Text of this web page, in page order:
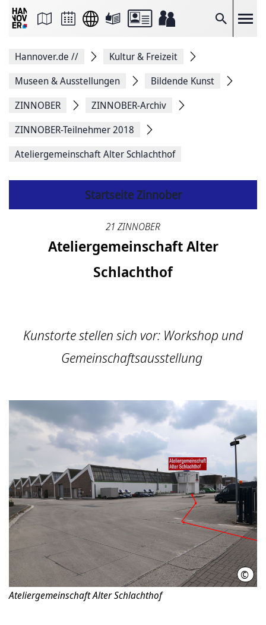
Suche
Seite
Facebook
teilen
Seitenlink
Seite
Hannover.de //
Kultur & Freizeit
Museen & Ausstellungen
Bildende Kunst
ZINNOBER
ZINNOBER-Archiv
ZINNOBER-Teilnehmer 2018
Ateliergemeinschaft Alter Schlachthof
Startseite Zinnober
21 ZINNOBER
Ateliergemeinschaft Alter
Schlachthof
Kunstorte stellen sich vor: Workshop und
Gemeinschaftsausstellung
©
Ateliergemeinschaft Alter Schlachthof